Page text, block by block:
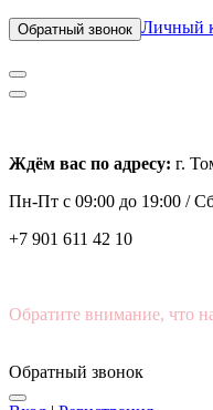
Обратный звонок Личный
Ждём вас по адресу: г.
Пн-Пт с 09:00 до 19:00 /
+7 901 611 42 10
Обратите внимание, что
Обратный звонок